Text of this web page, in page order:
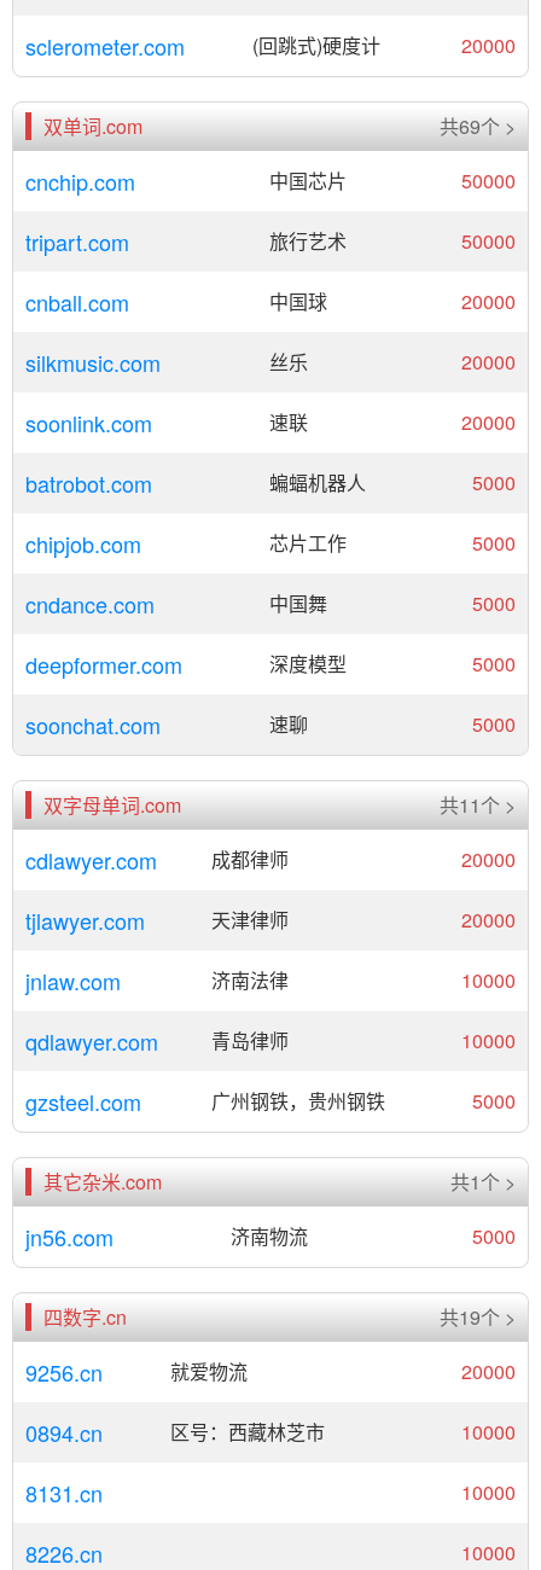
sclerometer.com
(回跳式)硬度计 20000
双单词.com 共69个 >
cnchip.com 中国芯片 50000
tripart.com 旅行艺术 50000
cnball.com 中国球 20000
silkmusic.com 丝乐 20000
soonlink.com 速联 20000
batrobot.com 蝙蝠机器人 5000
chipjob.com 芯片工作 5000
cndance.com 中国舞 5000
deepformer.com 深度模型 5000
soonchat.com 速聊 5000
双字母单词.com 共11个 >
cdlawyer.com 成都律师 20000
tjlawyer.com 天津律师 20000
jnlaw.com 济南法律 10000
qdlawyer.com 青岛律师 10000
gzsteel.com 广州钢铁，贵州钢铁 5000
其它杂米.com 共1个 >
jn56.com 济南物流 5000
四数字.cn 共19个 >
9256.cn 就爱物流 20000
0894.cn 区号：西藏林芝市 10000
8131.cn 10000
8226.cn 10000